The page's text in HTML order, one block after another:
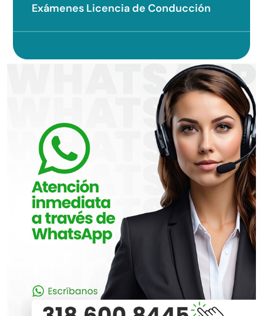
Exámenes Licencia de Conducción